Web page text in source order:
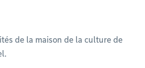
de la maison de la culture de